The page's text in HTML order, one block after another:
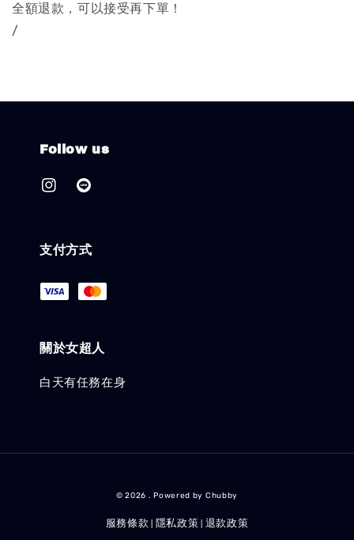
全額退款，可以接受再下單！
/
Follow us
支付方式
關於女超人
白天有任務在身
© 2026 . Powered by Chubby
服務條款 隱私政策 退款政策